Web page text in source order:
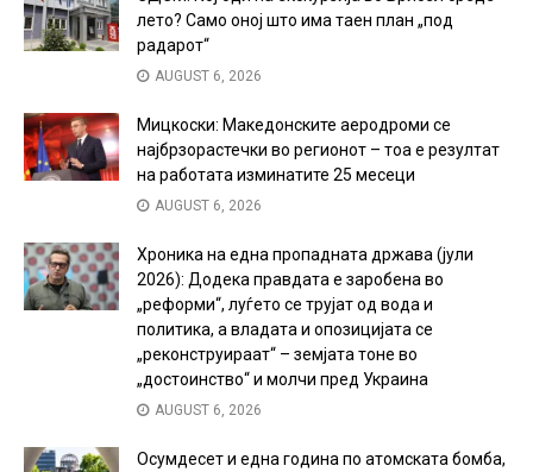
лето? Само оној што има таен план „под
радарот“
AUGUST 6, 2026
Мицкоски: Македонските аеродроми се
најбрзорастечки во регионот – тоа е резултат
на работата изминатите 25 месеци
AUGUST 6, 2026
Хроника на една пропадната држава (јули
2026): Додека правдата е заробена во
„реформи“, луѓето се трујат од вода и
политика, а владата и опозицијата се
„реконструираат“ – земјата тоне во
„достоинство“ и молчи пред Украина
AUGUST 6, 2026
Осумдесет и една година по атомската бомба,